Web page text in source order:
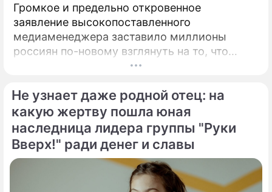
Громкое и предельно откровенное
заявление высокопоставленного
медиаменеджера заставило миллионы
россиян по-новому взглянуть на то, что
годами происходит на экране главного
Генеральный директор мощнейшего
холдинга "Газпром-медиа" Александр Жаров
решился на неожидаемый и крайне острый
демарш.
Не узнает даже родной отец: на
какую жертву пошла юная
наследница лидера группы "Руки
Вверх!" ради денег и славы